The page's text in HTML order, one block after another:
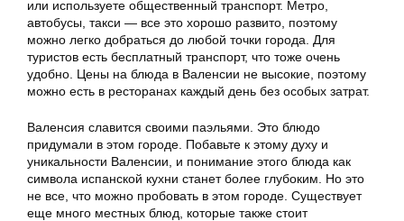
или используете общественный транспорт. Метро,
автобусы, такси — все это хорошо развито, поэтому
можно легко добраться до любой точки города. Для
туристов есть бесплатный транспорт, что тоже очень
удобно. Цены на блюда в Валенсии не высокие, поэтому
можно есть в ресторанах каждый день без особых затрат.
Валенсия славится своими паэльями. Это блюдо
придумали в этом городе. Побавьте к этому духу и
уникальности Валенсии, и понимание этого блюда как
символа испанской кухни станет более глубоким. Но это
не все, что можно пробовать в этом городе. Существует
еще много местных блюд, которые также стоит